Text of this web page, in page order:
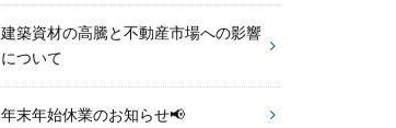
建築資材の高騰と不動産市場への影響
について
年末年始休業のお知らせ📢